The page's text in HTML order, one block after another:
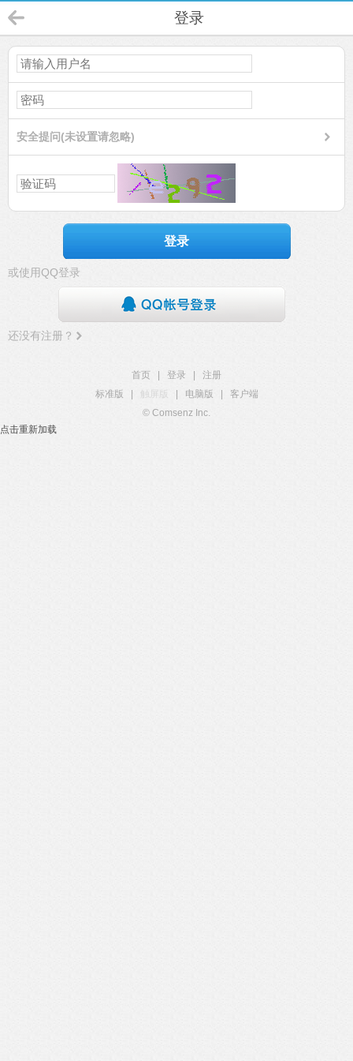
登录
安全提问(未设置请忽略)
登录
或使用QQ登录
还没有注册？
首页 登录
注册
标准版
触屏版 电脑版
客户端
© Comsenz Inc.
点击重新加载